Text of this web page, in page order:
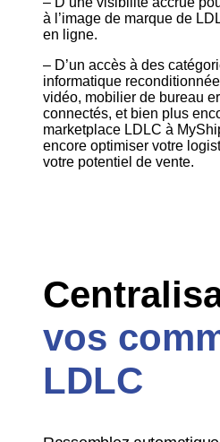
à l’image de marque de
en ligne.
– D’un accès à des
informatique
vidéo, mobilier de bureau
connectés, et bien plus
marketplace LDLC à
encore optimiser votre
votre potentiel de vente.
vos
LDLC